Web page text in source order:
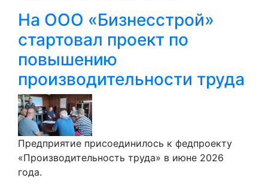
На ООО «Бизнесстрой»
стартовал проект по
повышению
производительности труда
Предприятие присоединилось к федпроекту
«Производительность труда» в июне 2026
года.